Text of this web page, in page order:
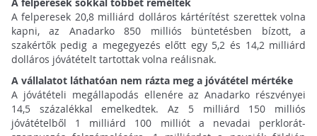
A felperesek sokkal többet reméltek
A felperesek 20,8 milliárd dolláros kártérítést szerettek volna
kapni, az Anadarko 850 milliós büntetésben bízott, a
szakértők pedig a megegyezés előtt egy 5,2 és 14,2 milliárd
dolláros jóvátételt tartottak volna reálisnak.
A vállalatot láthatóan nem rázta meg a jóvátétel mértéke
A jóvátételi megállapodás ellenére az Anadarko részvényei
14,5 százalékkal emelkedtek. Az 5 milliárd 150 milliós
jóvátételből 1 milliárd 100 milliót a nevadai perklorát-